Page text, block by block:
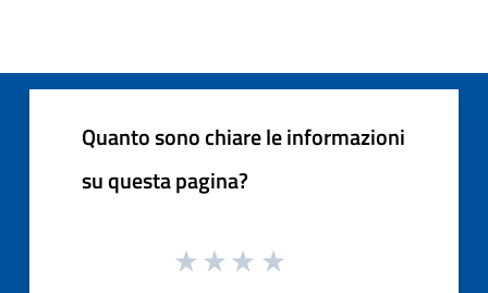
Quanto sono chiare le informazioni
su questa pagina?